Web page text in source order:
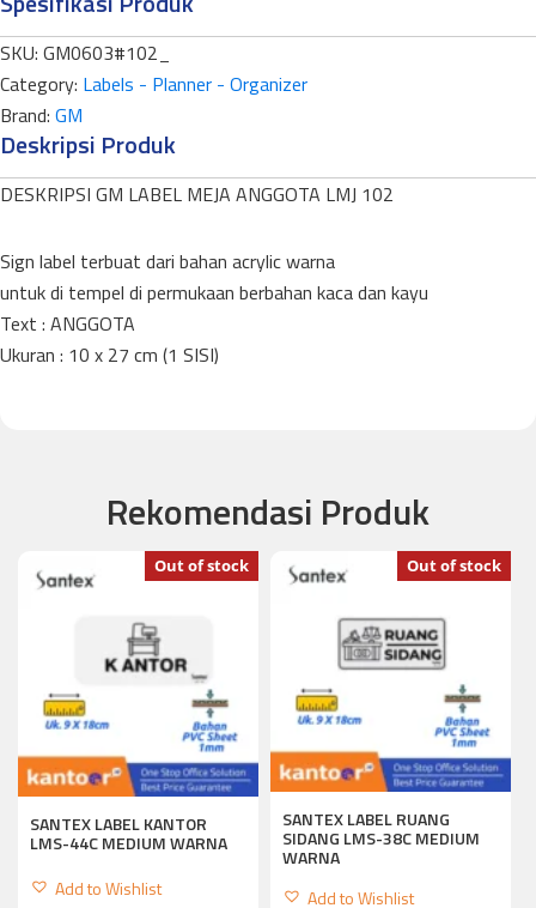
SKU: GM0603#102_
Category: Labels - Planner - Organizer
Brand: GM
Deskripsi Produk
DESKRIPSI GM LABEL MEJA ANGGOTA LMJ 102
Sign label terbuat dari bahan acrylic warna
untuk di tempel di permukaan berbahan kaca dan kayu
Text : ANGGOTA
Ukuran : 10 x 27 cm (1 SISI)
Rekomendasi Produk
SANTEX LABEL KANTOR
LMS-44C MEDIUM WARNA
Add to Wishlist
Out of stock
SANTEX LABEL RUANG
SIDANG LMS-38C MEDIUM
WARNA
Add to Wishlist
Out of stock